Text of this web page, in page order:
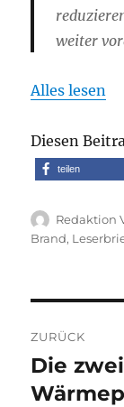
weiter
Alles lesen
Diesen
teilen
Autor
Redaktion
Brand,
ZURÜCK
Vorheriger
Beitrag:
Die